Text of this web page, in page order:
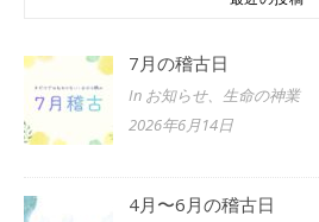
7月の稽古日
In お知らせ、生命の神業
2026年6月14日
4月〜6月の稽古日